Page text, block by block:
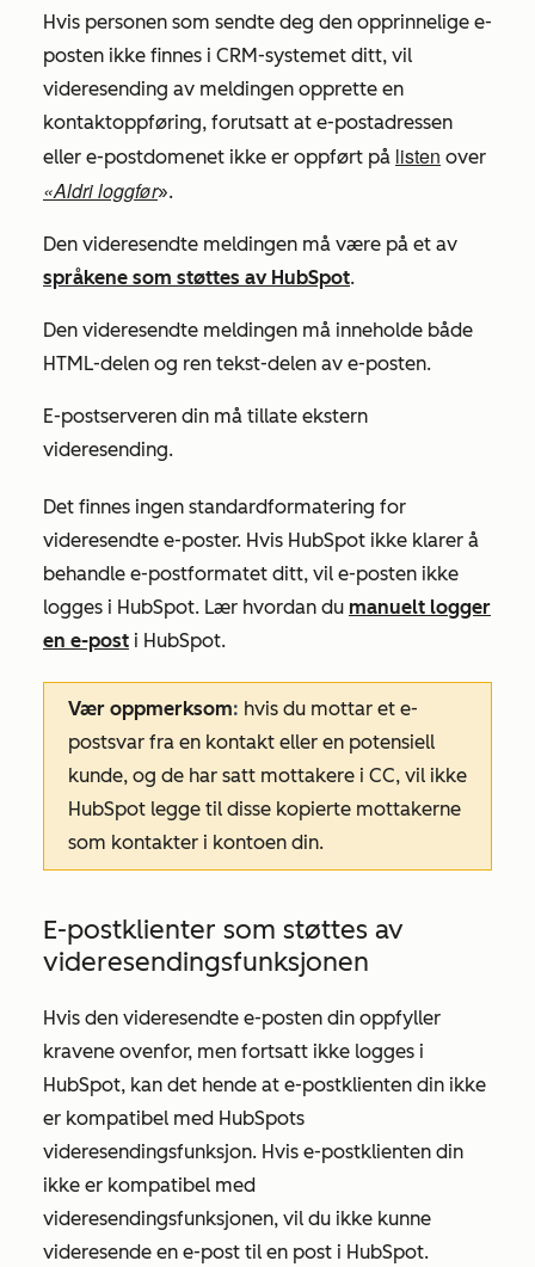
Hvis personen som sendte deg den opprinnelige e-
posten ikke finnes i CRM-systemet ditt, vil
videresending av meldingen opprette en
kontaktoppføring, forutsatt at e-postadressen
eller e-postdomenet ikke er oppført på listen over
«Aldri loggfør».
Den videresendte meldingen må være på et av
språkene som støttes av HubSpot.
Den videresendte meldingen må inneholde både
HTML-delen og ren tekst-delen av e-posten.
E-postserveren din må tillate ekstern
videresending.
Det finnes ingen standardformatering for
videresendte e-poster. Hvis HubSpot ikke klarer å
behandle e-postformatet ditt, vil e-posten ikke
logges i HubSpot. Lær hvordan du manuelt logger
en e-post i HubSpot.
Vær oppmerksom: hvis du mottar et e-
postsvar fra en kontakt eller en potensiell
kunde, og de har satt mottakere i CC, vil ikke
HubSpot legge til disse kopierte mottakerne
som kontakter i kontoen din.
E-postklienter som støttes av
videresendingsfunksjonen
Hvis den videresendte e-posten din oppfyller
kravene ovenfor, men fortsatt ikke logges i
HubSpot, kan det hende at e-postklienten din ikke
er kompatibel med HubSpots
videresendingsfunksjon. Hvis e-postklienten din
ikke er kompatibel med
videresendingsfunksjonen, vil du ikke kunne
videresende en e-post til en post i HubSpot.